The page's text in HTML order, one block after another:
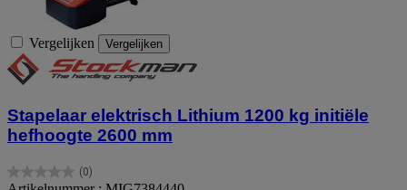
Vergelijken Vergelijken
Stapelaar elektrisch Lithium 1200 kg initiële
hefhoogte 2600 mm
(0)
0.0